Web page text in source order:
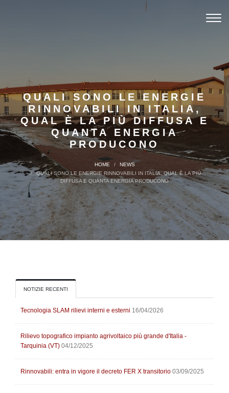
QUALI SONO LE ENERGIE
RINNOVABILI IN ITALIA,
QUAL È LA PIÙ DIFFUSA E
QUANTA ENERGIA
PRODUCONO
HOME
NEWS
QUALI SONO LE ENERGIE RINNOVABILI IN ITALIA, QUAL È LA PIÙ
DIFFUSA E QUANTA ENERGIA PRODUCONO
NOTIZIE RECENTI
Tecnologia SLAM rilievi interni e esterni 16/04/2026
Rilievo topografico impianto agrivoltaico più grande d'Italia -
Tarquinia (VT) 04/12/2025
Rinnovabili: entra in vigore il decreto FER X transitorio 03/09/2025